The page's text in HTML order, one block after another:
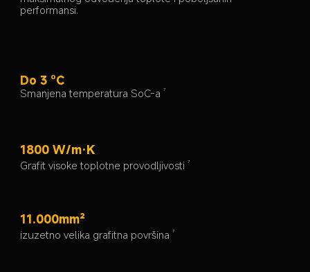
performansi.
Do 3 °C
Smanjena temperatura SoC-a 7
1800 W/m·K
Grafit visoke toplotne provodljivosti 7
11.000mm²
izuzetno velika grafitna površina 7